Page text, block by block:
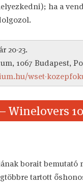
ha a
20-23.
1067 Budapest,
wset-
Winelovers
borait bemutató
tartott